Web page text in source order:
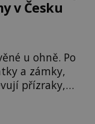
v Česku
u ohně. Po
a zámky,
přízraky,
dějí podivné